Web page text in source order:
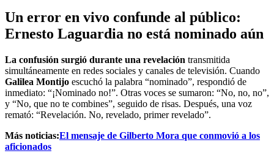
Un error en vivo confunde al público:
Ernesto Laguardia no está nominado aún
La confusión surgió durante una revelación transmitida
simultáneamente en redes sociales y canales de televisión. Cuando
Galilea Montijo escuchó la palabra “nominado”, respondió de
inmediato: “¡Nominado no!”. Otras voces se sumaron: “No, no, no”,
y “No, que no te combines”, seguido de risas. Después, una voz
remató: “Revelación. No, revelado, primer revelado”.
Más noticias:El mensaje de Gilberto Mora que conmovió a los
aficionados